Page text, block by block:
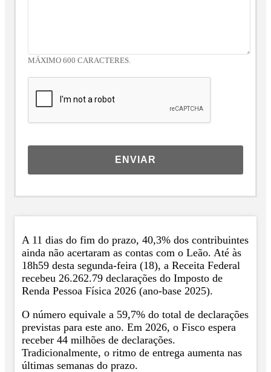
MÁXIMO 600 CARACTERES.
ENVIAR
A 11 dias do fim do prazo, 40,3% dos contribuintes
ainda não acertaram as contas com o Leão. Até às
18h59 desta segunda-feira (18), a Receita Federal
recebeu 26.262.79 declarações do Imposto de
Renda Pessoa Física 2026 (ano-base 2025).
O número equivale a 59,7% do total de declarações
previstas para este ano. Em 2026, o Fisco espera
receber 44 milhões de declarações.
Tradicionalmente, o ritmo de entrega aumenta nas
últimas semanas do prazo.